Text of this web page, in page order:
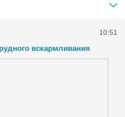
10:51
вскармливания